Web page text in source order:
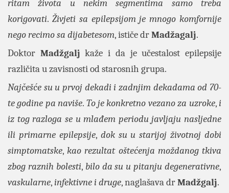
ritam života u nekim segmentima samo treba
korigovati. Živjeti sa epilepsijom je mnogo komfornije
nego recimo sa dijabetesom, ističe drMadžagalj.
Doktor Madžgalj kaže i da je učestalost epilepsije
različita u zavisnosti od starosnih grupa.
Najčešće su u prvoj dekadi i zadnjim dekadama od 70-
te godine pa naviše. To je konkretno vezano za uzroke,i
iz tog razloga se u mlađem periodu javljaju nasljedne
ili primarne epilepsije, dok su u starijoj životnoj dobi
simptomatske,kao rezultat oštećenja moždanog tkiva
zbog raznih bolesti, bilo da su u pitanju degenerativne,
vaskularne,infektivne i druge, naglašava drMadžgalj.